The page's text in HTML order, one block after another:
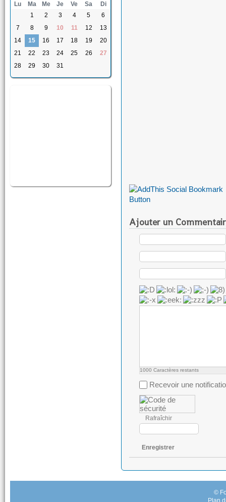
Lu Ma Me Je Ve Sa
Di
1
2 3 4 5
6
7
8 9 10 11 12
13
14
15 16 17 18 19
20
21
22 23 24 25 26
27
28
29 30 31
Ajouter un
1000 Caractères restants
Recevoir une
Rafraîchir
Enregistrer
©
Plan